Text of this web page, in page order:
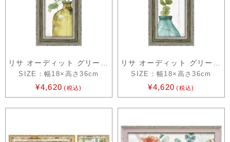
SIZE：幅18×高さ36cm
¥4,620 (税込)
SIZE：幅18×高さ36cm
¥4,620 (税込)